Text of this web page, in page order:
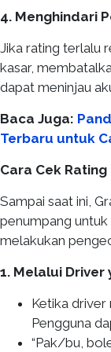
4. Menghindari
Jika rating terlalu
kasar,
dapat meninjau
Baca Juga:
Terbaru untuk
Cara Cek
Sampai saat ini,
penumpang untuk
melakukan
1. Melalui
Ketika driver
Pengguna
“Pak/bu,